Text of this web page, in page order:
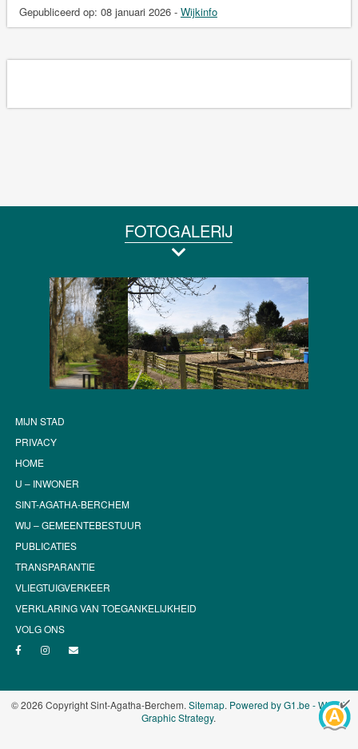
Gepubliceerd op: 08 januari 2026 - Wijkinfo
FOTOGALERIJ
MIJN STAD
PRIVACY
HOME
U – INWONER
SINT-AGATHA-BERCHEM
WIJ – GEMEENTEBESTUUR
PUBLICATIES
TRANSPARANTIE
VLIEGTUIGVERKEER
VERKLARING VAN TOEGANKELIJKHEID
VOLG ONS
© 2026 Copyright Sint-Agatha-Berchem. Sitemap. Powered by G1.be - Web &
Graphic Strategy.